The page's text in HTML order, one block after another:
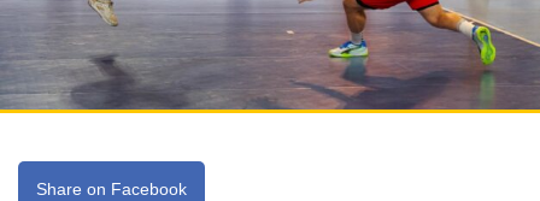
Share on Facebook